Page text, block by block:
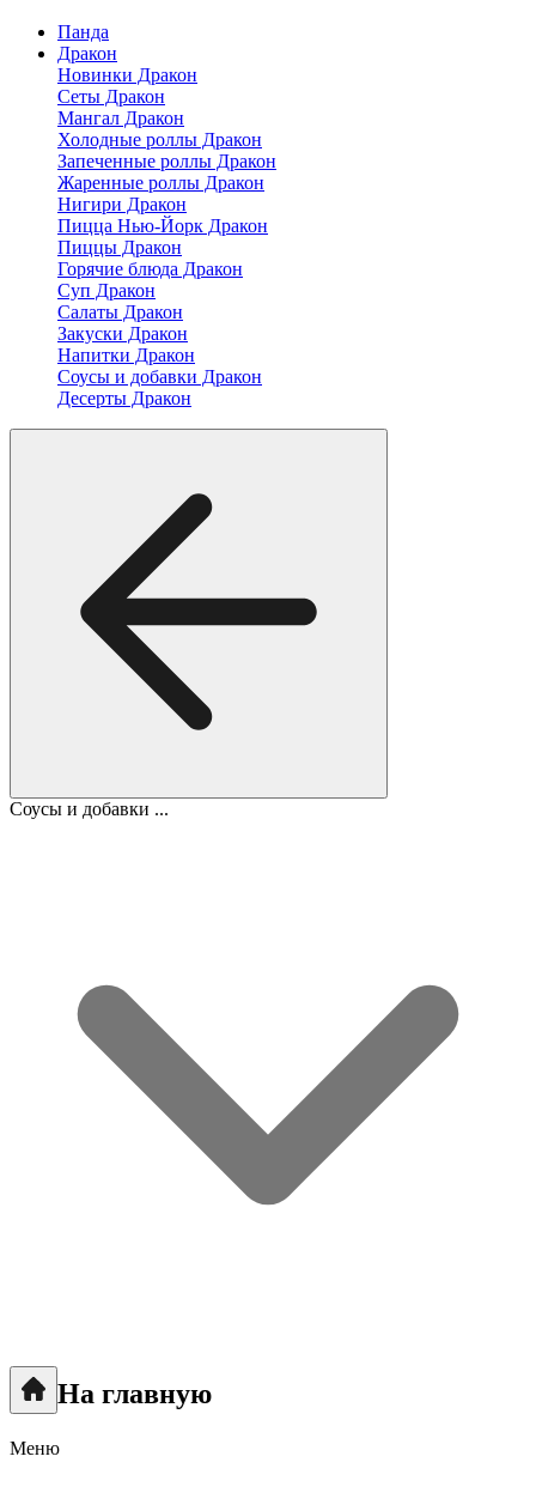
Панда
Дракон
Новинки Дракон
Сеты Дракон
Мангал Дракон
Холодные роллы Дракон
Запеченные роллы Дракон
Жаренные роллы Дракон
Нигири Дракон
Пицца Нью-Йорк Дракон
Пиццы Дракон
Горячие блюда Дракон
Суп Дракон
Салаты Дракон
Закуски Дракон
Напитки Дракон
Соусы и добавки Дракон
Десерты Дракон
Соусы и добавки ...
На главную
Меню